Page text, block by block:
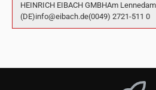
HEINRICH EIBACH GMBHAm
(DE)info@eibach.de(0049) 2721-511 0